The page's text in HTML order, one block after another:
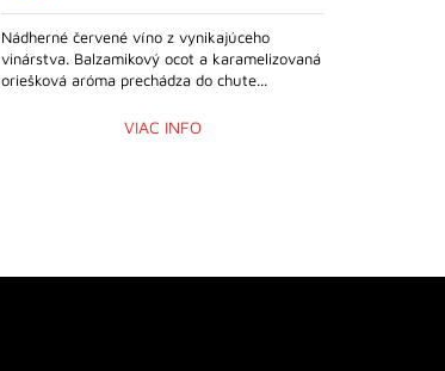
Nádherné červené víno z vynikajúceho
vinárstva. Balzamikový ocot a karamelizovaná
oriešková aróma prechádza do chute...
VIAC INFO